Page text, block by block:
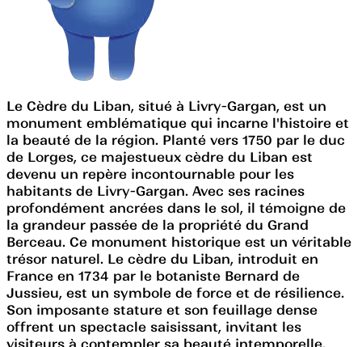
Le Cèdre du Liban, situé à Livry-Gargan, est un
monument emblématique qui incarne l'histoire et
la beauté de la région. Planté vers 1750 par le duc
de Lorges, ce majestueux cèdre du Liban est
devenu un repère incontournable pour les
habitants de Livry-Gargan. Avec ses racines
profondément ancrées dans le sol, il témoigne de
la grandeur passée de la propriété du Grand
Berceau. Ce monument historique est un véritable
trésor naturel. Le cèdre du Liban, introduit en
France en 1734 par le botaniste Bernard de
Jussieu, est un symbole de force et de résilience.
Son imposante stature et son feuillage dense
offrent un spectacle saisissant, invitant les
visiteurs à contempler sa beauté intemporelle.